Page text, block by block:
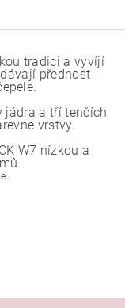
tradici a vyvíjí
přednost
jádra a tří tenčích
vrstvy.
W7 nízkou a